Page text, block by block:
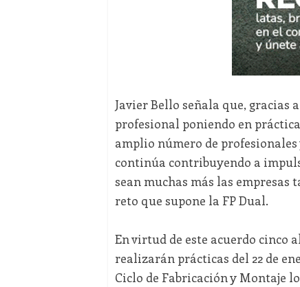
Javier Bello señala que, gracias
profesional poniendo en
amplio número de
continúa contribuyendo a
sean muchas más las empresas
reto que supone la FP Dual.
En virtud de este acuerdo cinco
realizarán prácticas del 22 de
Ciclo de Fabricación y Montaje